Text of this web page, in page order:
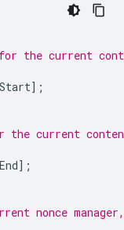
the current
];
the current
];
nonce